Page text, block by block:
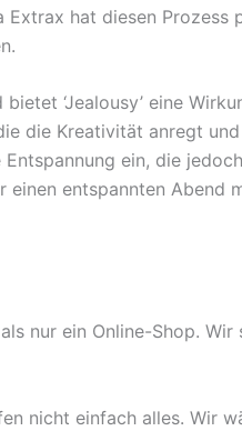
hat diesen
‘Jealousy’ eine
die Kreativität anregt
ein, die
entspannten
nur ein Online-Shop.
nicht einfach alles. Wir